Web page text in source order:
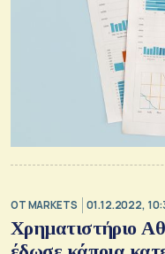
OT MARKETS 01.12.2022,
Χρηματιστήριο